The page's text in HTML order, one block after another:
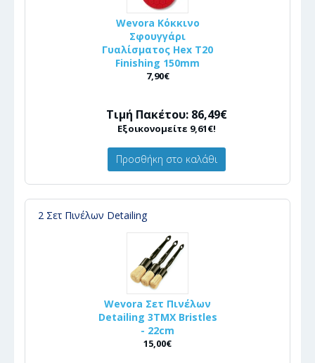
Wevora Κόκκινο
Σφουγγάρι
Γυαλίσματος Hex T20
Finishing 150mm
7,90€
Τιμή Πακέτου: 86,49€
Εξοικονομείτε 9,61€!
Προσθήκη στο καλάθι
2 Σετ Πινέλων Detailing
Wevora Σετ Πινέλων
Detailing 3ΤΜΧ Bristles
- 22cm
15,00€